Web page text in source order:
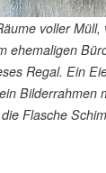
voller Müll,
ehemaligen
Regal. Ein
Bilderrahmen
Flasche